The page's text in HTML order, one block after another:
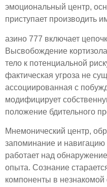
эмоциональный центр,
приступает производить
азино 777 включает
Высвобождение
тело к потенциальной
фактическая угроза не
ассоциированная с
модифицирует
положение бдительного
Мнемонический центр,
запоминание и навигацию
работает над
опыта. Сознание
компоненты в